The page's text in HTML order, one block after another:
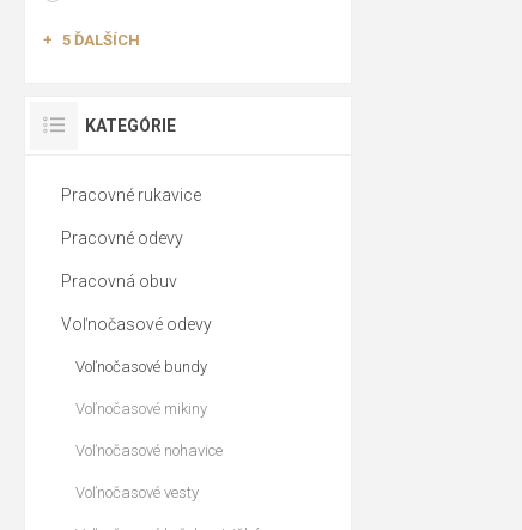
5 ĎALŠÍCH
KATEGÓRIE
Pracovné rukavice
Pracovné odevy
Pracovná obuv
Voľnočasové odevy
Voľnočasové bundy
Voľnočasové mikiny
Voľnočasové nohavice
Voľnočasové vesty